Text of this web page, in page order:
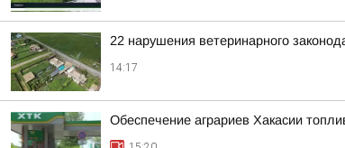
22 нарушения ветеринарного
14:17
Обеспечение аграриев Хакасии